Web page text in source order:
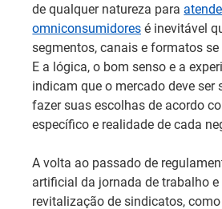
de qualquer natureza para
omniconsumidores é inevitável
segmentos, canais e formatos se
E a lógica, o bom senso e a
indicam que o mercado deve ser
fazer suas escolhas de acordo
específico e realidade de cada
A volta ao passado de
artificial da jornada de trabalho
revitalização de sindicatos,